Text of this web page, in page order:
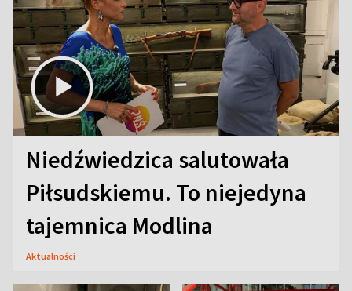
Niedźwiedzica salutowała
Piłsudskiemu. To niejedyna
tajemnica Modlina
Aktualności